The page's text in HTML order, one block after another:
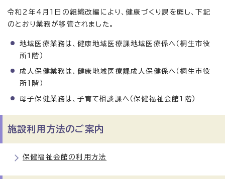
令和2年4月1日の組織改編により、健康づくり課を廃し、下記
のとおり業務が移管されました。
地域医療業務は、健康地域医療課地域医療係へ（桐生市役
所1階）
成人保健業務は、健康地域医療課成人保健係へ（桐生市役
所1階）
母子保健業務は、子育て相談課へ（保健福祉会館1階）
施設利用方法のご案内
保健福祉会館の利用方法